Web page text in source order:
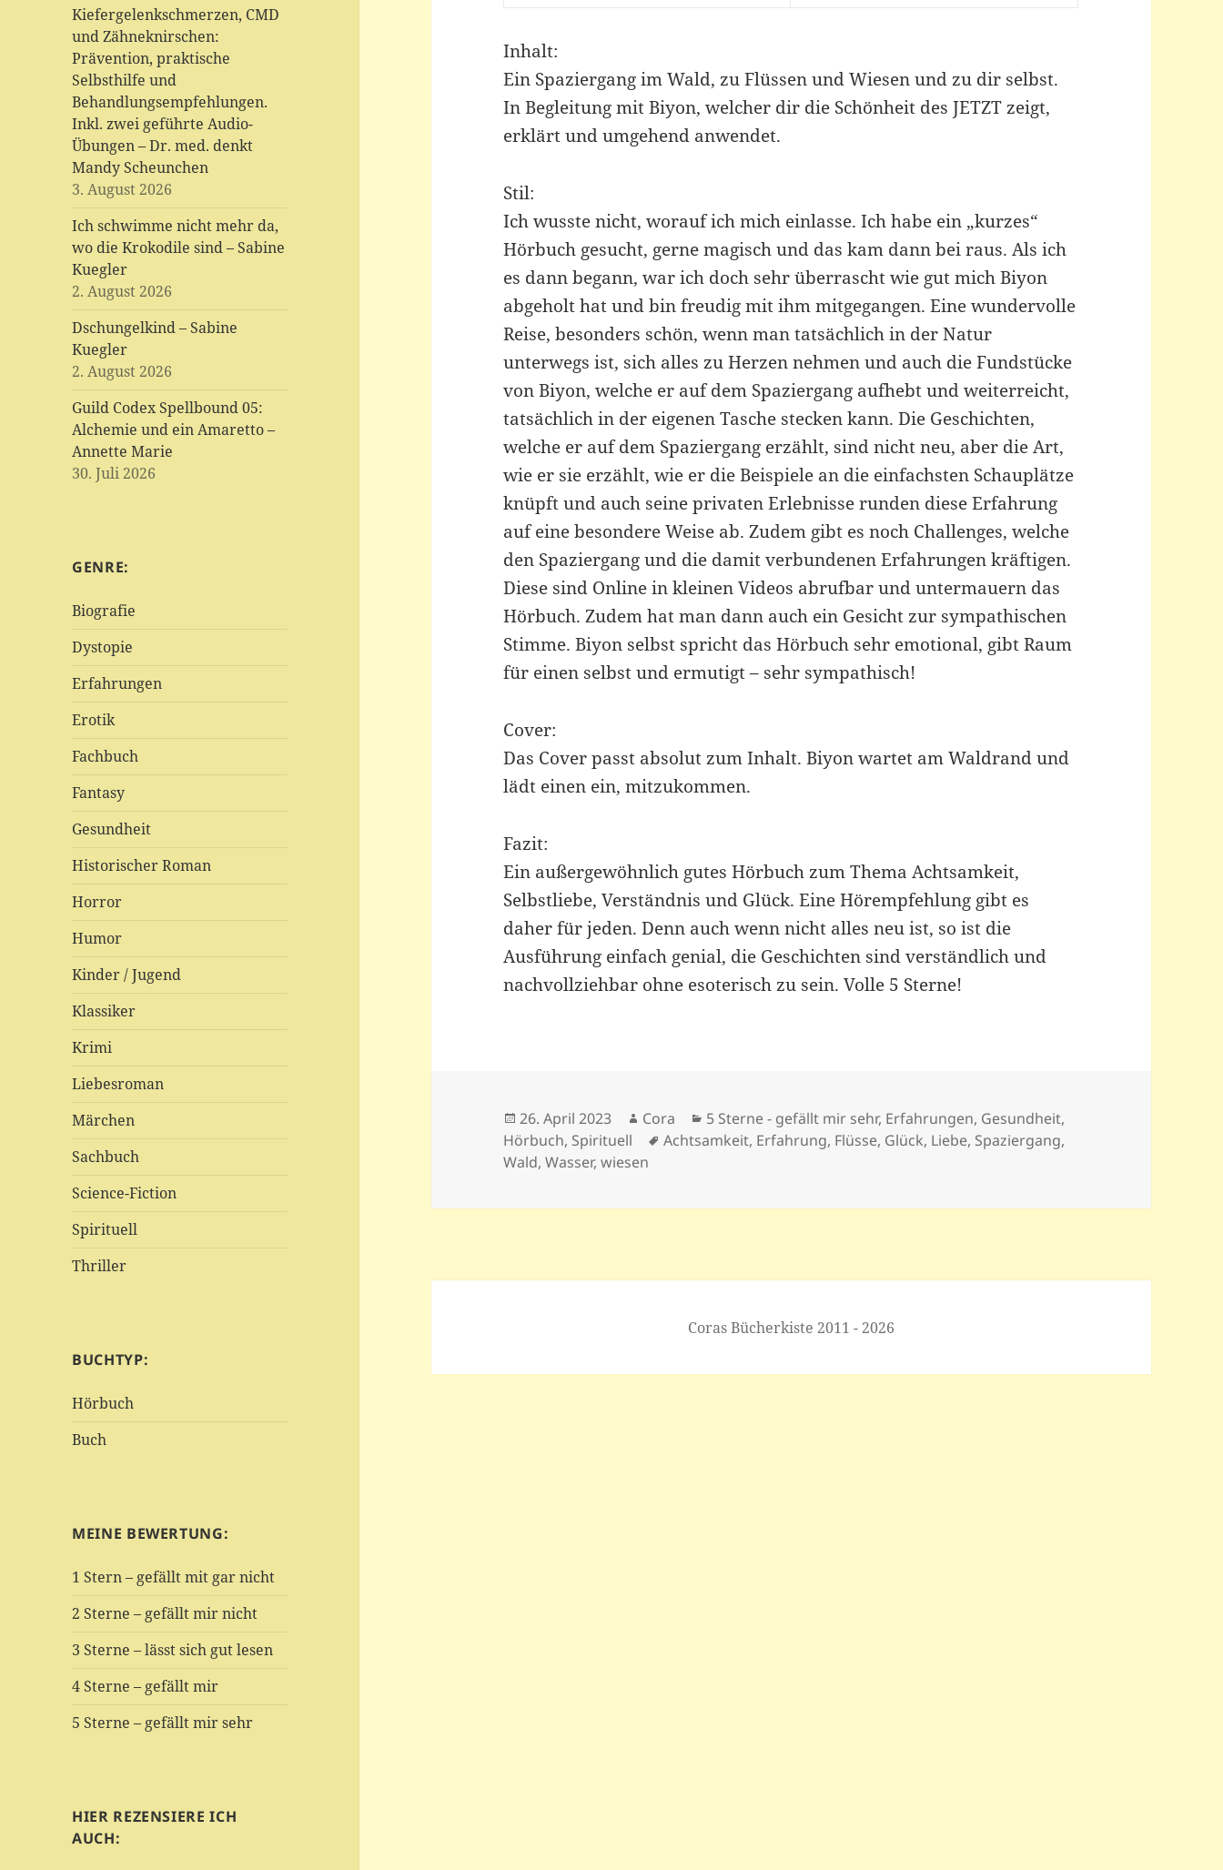
Kiefergelenkschmerzen, CMD
und Zähneknirschen:
Prävention, praktische
Selbsthilfe und
Behandlungsempfehlungen.
Inkl. zwei geführte Audio-
Übungen – Dr. med. denkt
Mandy Scheunchen
3. August 2026
Ich schwimme nicht mehr da,
wo die Krokodile sind – Sabine
Kuegler
2. August 2026
Dschungelkind – Sabine
Kuegler
2. August 2026
Guild Codex Spellbound 05:
Alchemie und ein Amaretto –
Annette Marie
30. Juli 2026
GENRE:
Biografie
Dystopie
Erfahrungen
Erotik
Fachbuch
Fantasy
Gesundheit
Historischer Roman
Horror
Humor
Kinder / Jugend
Klassiker
Krimi
Liebesroman
Märchen
Sachbuch
Science-Fiction
Spirituell
Thriller
BUCHTYP:
Hörbuch
Buch
MEINE BEWERTUNG:
1 Stern – gefällt mit gar nicht
2 Sterne – gefällt mir nicht
3 Sterne – lässt sich gut lesen
4 Sterne – gefällt mir
5 Sterne – gefällt mir sehr
HIER REZENSIERE ICH
AUCH:
Inhalt:
Ein Spaziergang im Wald, zu Flüssen und Wiesen und zu dir selbst.
In Begleitung mit Biyon, welcher dir die Schönheit des JETZT zeigt,
erklärt und umgehend anwendet.
Stil:
Ich wusste nicht, worauf ich mich einlasse. Ich habe ein „kurzes“
Hörbuch gesucht, gerne magisch und das kam dann bei raus. Als ich
es dann begann, war ich doch sehr überrascht wie gut mich Biyon
abgeholt hat und bin freudig mit ihm mitgegangen. Eine wundervolle
Reise, besonders schön, wenn man tatsächlich in der Natur
unterwegs ist, sich alles zu Herzen nehmen und auch die Fundstücke
von Biyon, welche er auf dem Spaziergang aufhebt und weiterreicht,
tatsächlich in der eigenen Tasche stecken kann. Die Geschichten,
welche er auf dem Spaziergang erzählt, sind nicht neu, aber die Art,
wie er sie erzählt, wie er die Beispiele an die einfachsten Schauplätze
knüpft und auch seine privaten Erlebnisse runden diese Erfahrung
auf eine besondere Weise ab. Zudem gibt es noch Challenges, welche
den Spaziergang und die damit verbundenen Erfahrungen kräftigen.
Diese sind Online in kleinen Videos abrufbar und untermauern das
Hörbuch. Zudem hat man dann auch ein Gesicht zur sympathischen
Stimme. Biyon selbst spricht das Hörbuch sehr emotional, gibt Raum
für einen selbst und ermutigt – sehr sympathisch!
Cover:
Das Cover passt absolut zum Inhalt. Biyon wartet am Waldrand und
lädt einen ein, mitzukommen.
Fazit:
Ein außergewöhnlich gutes Hörbuch zum Thema Achtsamkeit,
Selbstliebe, Verständnis und Glück. Eine Hörempfehlung gibt es
daher für jeden. Denn auch wenn nicht alles neu ist, so ist die
Ausführung einfach genial, die Geschichten sind verständlich und
nachvollziehbar ohne esoterisch zu sein. Volle 5 Sterne!
Veröffentlicht
am
26. April 2023 Autor
Cora Kategorien
5 Sterne - gefällt mir sehr, Erfahrungen, Gesundheit,
Hörbuch, Spirituell Schlagwörter
Achtsamkeit, Erfahrung, Flüsse, Glück, Liebe, Spaziergang,
Wald,Wasser,wiesen
Coras Bücherkiste 2011 - 2026